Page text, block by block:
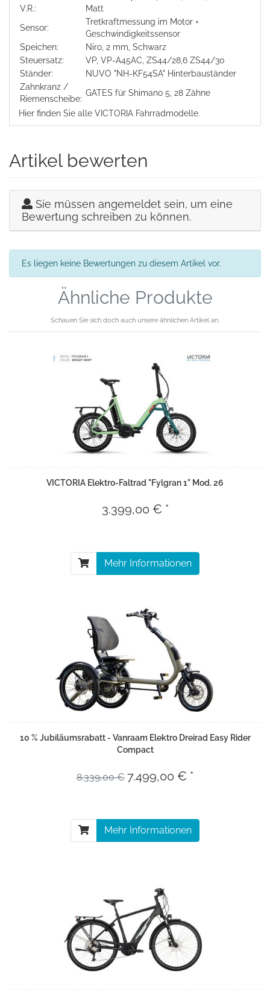
V.R.:
Matt
Sensor:
Tretkraftmessung im Motor +
Geschwindigkeitssensor
Speichen:
Niro, 2 mm, Schwarz
Steuersatz:
VP, VP-A45AC, ZS44/28,6 ZS44/30
Ständer:
NUVO "NH-KF54SA" Hinterbauständer
Zahnkranz /
Riemenscheibe:
GATES für Shimano 5, 28 Zähne
Hier finden Sie alle VICTORIA Fahrradmodelle.
Artikel bewerten
Sie müssen angemeldet sein, um eine
Bewertung schreiben zu können.
Es liegen keine Bewertungen zu diesem Artikel vor.
Ähnliche Produkte
Schauen Sie sich doch auch unsere ähnlichen Artikel an.
VICTORIA Elektro-Faltrad "Fylgran 1" Mod. 26
3.399,00 € *
Mehr Informationen
10 % Jubiläumsrabatt - Vanraam Elektro Dreirad Easy Rider
Compact
8.339,00 € 7.499,00 € *
Mehr Informationen